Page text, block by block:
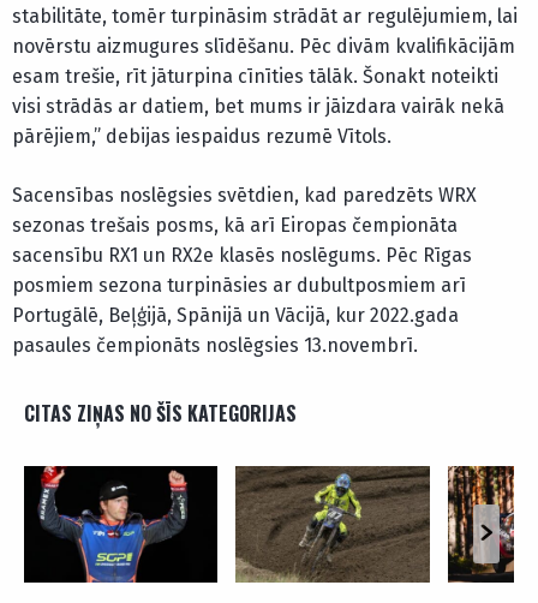
stabilitāte, tomēr turpināsim strādāt ar regulējumiem, lai
novērstu aizmugures slīdēšanu. Pēc divām kvalifikācijām
esam trešie, rīt jāturpina cīnīties tālāk. Šonakt noteikti
visi strādās ar datiem, bet mums ir jāizdara vairāk nekā
pārējiem,” debijas iespaidus rezumē Vītols.
Sacensības noslēgsies svētdien, kad paredzēts WRX
sezonas trešais posms, kā arī Eiropas čempionāta
sacensību RX1 un RX2e klasēs noslēgums. Pēc Rīgas
posmiem sezona turpināsies ar dubultposmiem arī
Portugālē, Beļģijā, Spānijā un Vācijā, kur 2022.gada
pasaules čempionāts noslēgsies 13.novembrī.
CITAS ZIŅAS NO ŠĪS KATEGORIJAS